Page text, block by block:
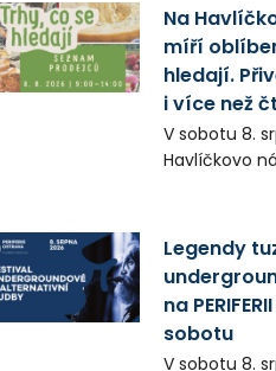
syrová
přirozenou
bývalého
šampiona
Ondrík), jenž
vrací do
systémů,
Karvinsku a
obrovským
Na
míří
hledají.
i více než
V sobotu 8.
Havlíčkovo
lokálních
hledají
více než
vybraných
gastronomií,
Legendy
na
sobotu
V sobotu 8.